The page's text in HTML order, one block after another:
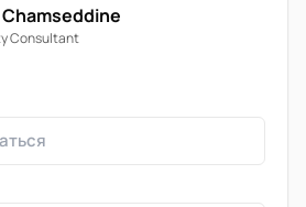
Consultant